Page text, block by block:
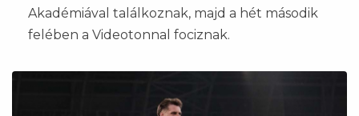
Akadémiával találkoznak, majd a hét második
felében a Videotonnal fociznak.